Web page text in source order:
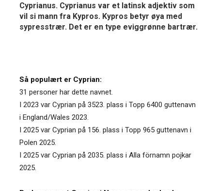
Cyprianus. Cyprianus var et latinsk adjektiv som
vil si mann fra Kypros. Kypros betyr øya med
sypresstrær. Det er en type eviggrønne bartrær.
Så populært er Cyprian:
31 personer har dette navnet.
I 2023 var Cyprian på 3523. plass i Topp 6400 guttenavn
i England/Wales 2023.
I 2025 var Cyprian på 156. plass i Topp 965 guttenavn i
Polen 2025.
I 2025 var Cyprian på 2035. plass i Alla förnamn pojkar
2025.